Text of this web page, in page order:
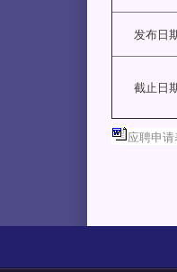
发布日
截止日
应聘申